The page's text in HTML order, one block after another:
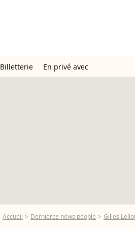
Billetterie En privé avec
Accueil Dernières news people Gilles